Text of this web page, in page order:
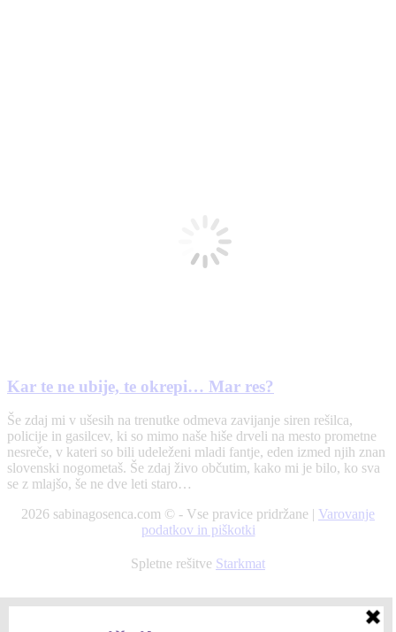
Kar te ne ubije, te okrepi… Mar res?
Še zdaj mi v ušesih na trenutke odmeva zavijanje siren rešilca,
policije in gasilcev, ki so mimo naše hiše drveli na mesto prometne
nesreče, v kateri so bili udeleženi mladi fantje, eden izmed njih znan
slovenski nogometaš. Še zdaj živo občutim, kako mi je bilo, ko sva
se z mlajšo, še ne dve leti staro…
2026 sabinagosenca.com © - Vse pravice pridržane | Varovanje
podatkov in piškotki
Spletne rešitve Starkmat